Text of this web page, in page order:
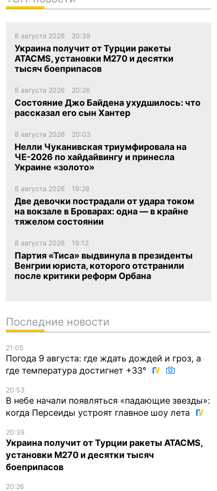
8 августа 2026 20:39
Украина получит от Турции ракеты
ATACMS, установки M270 и десятки
тысяч боеприпасов
8 августа 2026 20:26
Состояние Джо Байдена ухудшилось: что
рассказал его сын Хантер
8 августа 2026 20:03
Нелли Чуканивская триумфировала на
ЧЕ-2026 по хайдайвингу и принесла
Украине «золото»
8 августа 2026 19:28
Две девочки пострадали от удара током
на вокзале в Броварах: одна — в крайне
тяжелом состоянии
8 августа 2026 19:12
Партия «Тиса» выдвинула в президенты
Венгрии юриста, которого отстранили
после критики реформ Орбана
Последние новости
21:05
Погода 9 августа: где ждать дождей и гроз, а
где температура достигнет +33°
20:53
В небе начали появляться «падающие звезды»:
когда Персеиды устроят главное шоу лета
20:39
Украина получит от Турции ракеты ATACMS,
установки M270 и десятки тысяч
боеприпасов
20:26